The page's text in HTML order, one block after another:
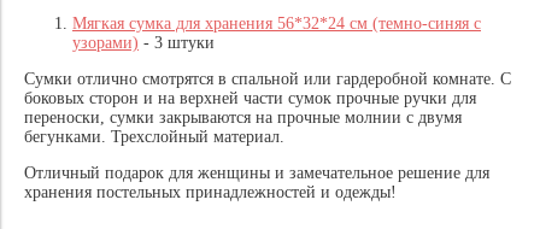
Мягкая сумка для хранения 56*32*24 см (темно-синяя с
узорами) - 3 штуки
Сумки отлично смотрятся в спальной или гардеробной комнате. С
боковых сторон и на верхней части сумок прочные ручки для
переноски, сумки закрываются на прочные молнии с двумя
бегунками. Трехслойный материал.
Отличный подарок для женщины и замечательное решение для
хранения постельных принадлежностей и одежды!